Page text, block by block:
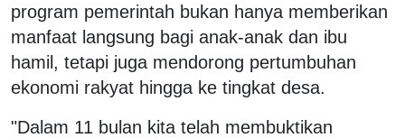
program pemerintah bukan hanya memberikan
manfaat langsung bagi anak-anak dan ibu
hamil, tetapi juga mendorong pertumbuhan
ekonomi rakyat hingga ke tingkat desa.
"Dalam 11 bulan kita telah membuktikan